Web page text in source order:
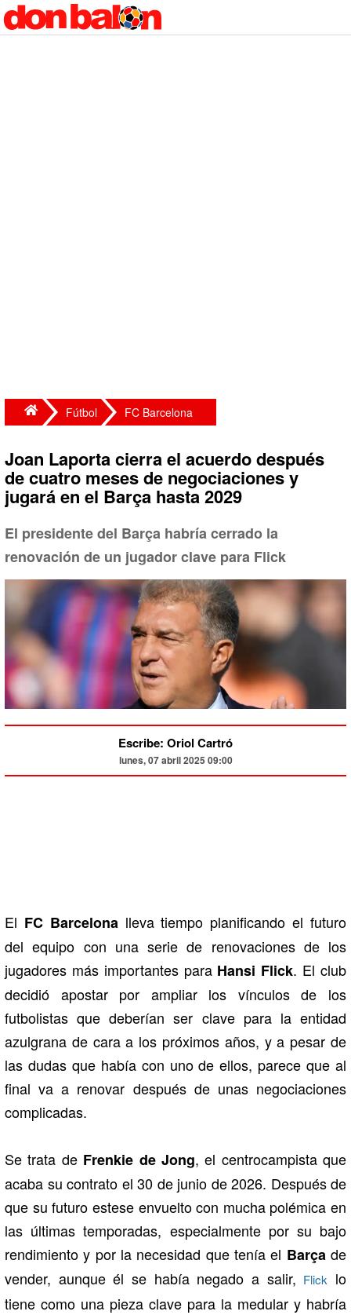
Fútbol FC Barcelona
Joan Laporta cierra el acuerdo después
de cuatro meses de negociaciones y
jugará en el Barça hasta 2029
El presidente del Barça habría cerrado la
renovación de un jugador clave para Flick
Escribe: Oriol Cartró
lunes, 07 abril 2025 09:00
El FC Barcelona lleva tiempo planificando el futuro
del equipo con una serie de renovaciones de los
jugadores más importantes para Hansi Flick. El club
decidió apostar por ampliar los vínculos de los
futbolistas que deberían ser clave para la entidad
azulgrana de cara a los próximos años, y a pesar de
las dudas que había con uno de ellos, parece que al
final va a renovar después de unas negociaciones
complicadas.
Se trata de Frenkie de Jong, el centrocampista que
acaba su contrato el 30 de junio de 2026. Después de
que su futuro estese envuelto con mucha polémica en
las últimas temporadas, especialmente por su bajo
rendimiento y por la necesidad que tenía el Barçade
vender, aunque él se había negado a salir, Flick lo
tiene como una pieza clave para la medular y habría